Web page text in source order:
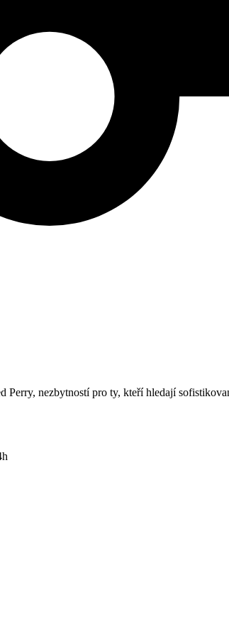
Perry, nezbytností pro ty, kteří hledají